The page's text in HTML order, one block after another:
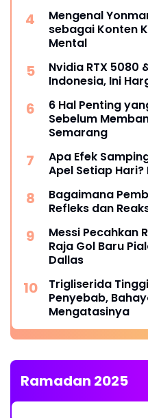
Mengenal
sebagai Konten
Mental
Nvidia RTX 5080
Indonesia, Ini
6 Hal Penting
Sebelum
Semarang
Apa Efek
Apel Setiap
Bagaimana
Refleks dan
Messi Pecahkan
Raja Gol Baru
Dallas
Trigliserida
Penyebab,
Mengatasinya
Ramadan 2025